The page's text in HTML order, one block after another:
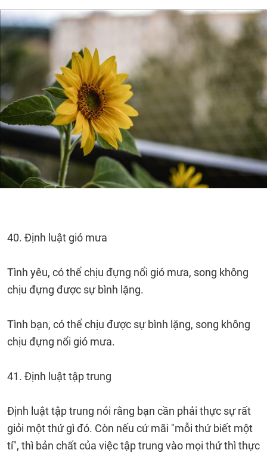
40. Định luật gió mưa
Tình yêu, có thể chịu đựng nổi gió mưa, song không
chịu đựng được sự bình lặng.
Tình bạn, có thể chịu được sự bình lặng, song không
chịu đựng nổi gió mưa.
41. Định luật tập trung
Định luật tập trung nói rằng bạn cần phải thực sự rất
giỏi một thứ gì đó. Còn nếu cứ mãi "mỗi thứ biết một
tí", thì bản chất của việc tập trung vào mọi thứ thì thực